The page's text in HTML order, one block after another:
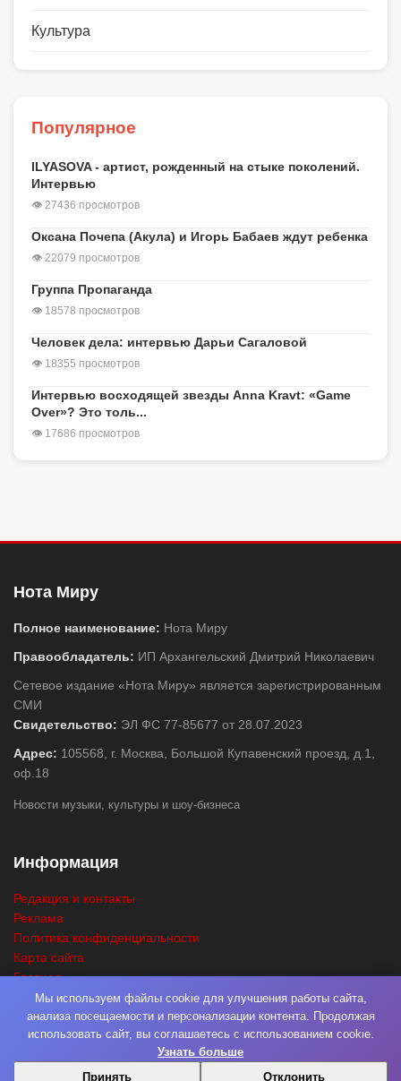
Культура
Популярное
ILYASOVA - артист, рожденный на стыке поколений.
Интервью
👁 27436 просмотров
Оксана Почепа (Акула) и Игорь Бабаев ждут ребенка
👁 22079 просмотров
Группа Пропаганда
👁 18578 просмотров
Человек дела: интервью Дарьи Сагаловой
👁 18355 просмотров
Интервью восходящей звезды Anna Kravt: «Game
Over»? Это толь...
👁 17686 просмотров
Нота Миру
Полное наименование: Нота Миру
Правообладатель: ИП Архангельский Дмитрий Николаевич
Сетевое издание «Нота Миру» является зарегистрированным
СМИ
Свидетельство: ЭЛ ФС 77-85677 от 28.07.2023
Адрес: 105568, г. Москва, Большой Купавенский проезд, д.1,
оф.18
Новости музыки, культуры и шоу-бизнеса
Информация
Редакция и контакты
Реклама
Политика конфиденциальности
Карта сайта
Главная
Поиск
© 2026Нота Миру. РазработкаФабрика Медиа Мьюзик. Все права
Мы используем файлы cookie для улучшения работы сайта,
анализа посещаемости и персонализации контента. Продолжая
использовать сайт, вы соглашаетесь с использованием cookie.
Узнать больше
Принять
Отклонить